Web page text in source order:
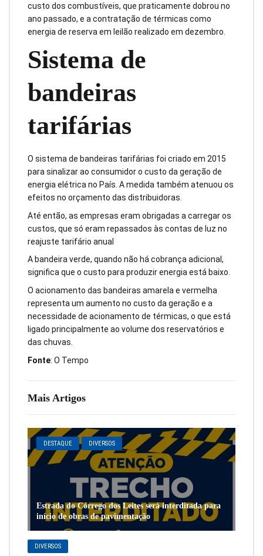
Mais Artigos
DESTAQUE DIVERSOS
Estrada do Córrego dos Leites será interditada para
início de obras de pavimentação
DIVERSOS
custo dos combustíveis, que praticamente dobrou no
ano passado, e a contratação de térmicas como
energia de reserva em leilão realizado em dezembro.
Sistema de
bandeiras
tarifárias
O sistema de bandeiras tarifárias foi criado em 2015
para sinalizar ao consumidor o custo da geração de
energia elétrica no País. A medida também atenuou os
efeitos no orçamento das distribuidoras.
Até então, as empresas eram obrigadas a carregar os
custos, que só eram repassados às contas de luz no
reajuste tarifário anual
A bandeira verde, quando não há cobrança adicional,
significa que o custo para produzir energia está baixo.
O acionamento das bandeiras amarela e vermelha
representa um aumento no custo da geração e a
necessidade de acionamento de térmicas, o que está
ligado principalmente ao volume dos reservatórios e
das chuvas.
Fonte: O Tempo